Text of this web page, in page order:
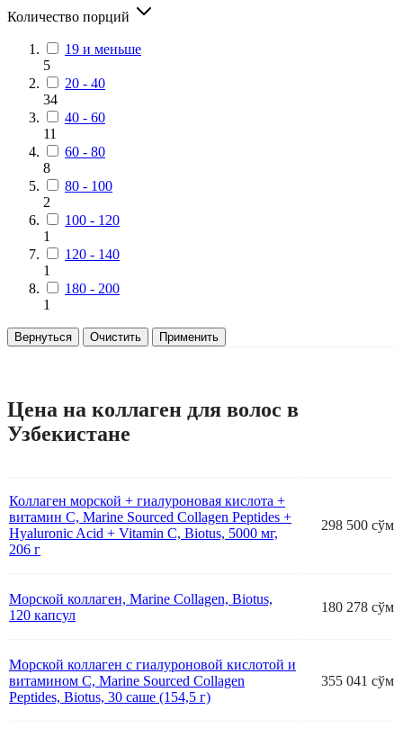
Количество порций
19 и меньше
5
20 - 40
34
40 - 60
11
60 - 80
8
80 - 100
2
100 - 120
1
120 - 140
1
180 - 200
1
Вернуться Очистить Применить
Цена на коллаген для волос в
Узбекистане
Коллаген морской + гиалуроновая кислота +
витамин С, Marine Sourced Collagen Peptides +
Hyaluronic Acid + Vitamin C, Biotus, 5000 мг,
206 г
298 500 сўм
Морской коллаген, Marine Collagen, Biotus,
120 капсул
180 278 сўм
Морской коллаген с гиалуроновой кислотой и
витамином С, Marine Sourced Collagen
Peptidеs, Biotus, 30 саше (154,5 г)
355 041 сўм